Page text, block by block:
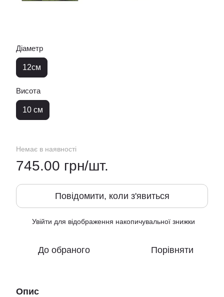
Діаметр
12см
Висота
10 см
Немає в наявності
745.00 грн/шт.
Повідомити, коли з'явиться
Увійти для відображення накопичувальної знижки
До обраного Порівняти
Опис